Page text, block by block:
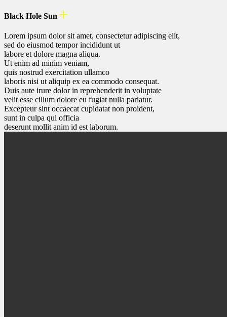
Black Hole Sun
Lorem ipsum dolor sit amet, consectetur adipiscing elit,
sed do eiusmod tempor incididunt ut
labore et dolore magna aliqua.
Ut enim ad minim veniam,
quis nostrud exercitation ullamco
laboris nisi ut aliquip ex ea commodo consequat.
Duis aute irure dolor in reprehenderit in voluptate
velit esse cillum dolore eu fugiat nulla pariatur.
Excepteur sint occaecat cupidatat non proident,
sunt in culpa qui officia
deserunt mollit anim id est laborum.